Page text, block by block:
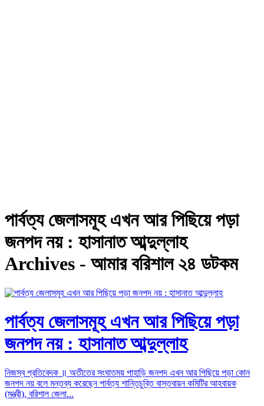
পার্বত্য জেলাসমূহ এখন আর পিছিয়ে পড়া
জনপদ নয় : হাসানাত আব্দুল্লাহ
Archives - আমার বরিশাল ২৪ ডটকম
পার্বত্য জেলাসমূহ এখন আর পিছিয়ে পড়া
জনপদ নয় : হাসানাত আব্দুল্লাহ
নিজস্ব প্রতিবেদক ॥ অতীতের সংঘাতময় পাহাড়ি জনপদ এখন আর পিছিয়ে পড়া কোন
জনপদ নয় বলে মন্তব্য করেছেন পার্বত্য শান্তিচুব্তি বাস্তবায়ন কমিটির আহবায়ক
(মন্ত্রী), বরিশাল জেলা...